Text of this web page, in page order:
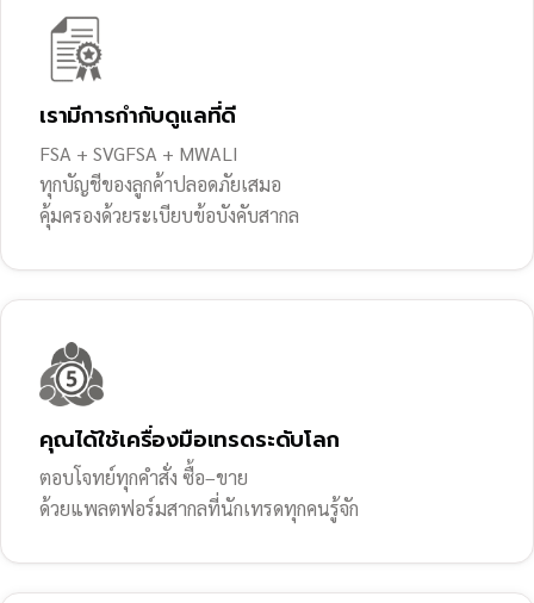
เรามีการกำกับดูแลที่ดี
FSA + SVGFSA + MWALI
ทุกบัญชีของลูกค้าปลอดภัยเสมอ
คุ้มครองด้วยระเบียบข้อบังคับสากล
คุณได้ใช้เครื่องมือเทรดระดับโลก
ตอบโจทย์ทุกคำสั่ง ซื้อ–ขาย
ด้วยแพลตฟอร์มสากลที่นักเทรดทุกคนรู้จัก